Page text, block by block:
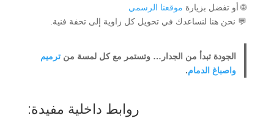
🌐 أو تفضل بزيارة موقعنا الرسمي
💬 نحن هنا لنساعدك في تحويل كل زاوية إلى تحفة فنية.
الجودة تبدأ من الجدار… وتستمر مع كل لمسة منترميم
واصباغ الدمام.
روابط داخلية مفيدة: